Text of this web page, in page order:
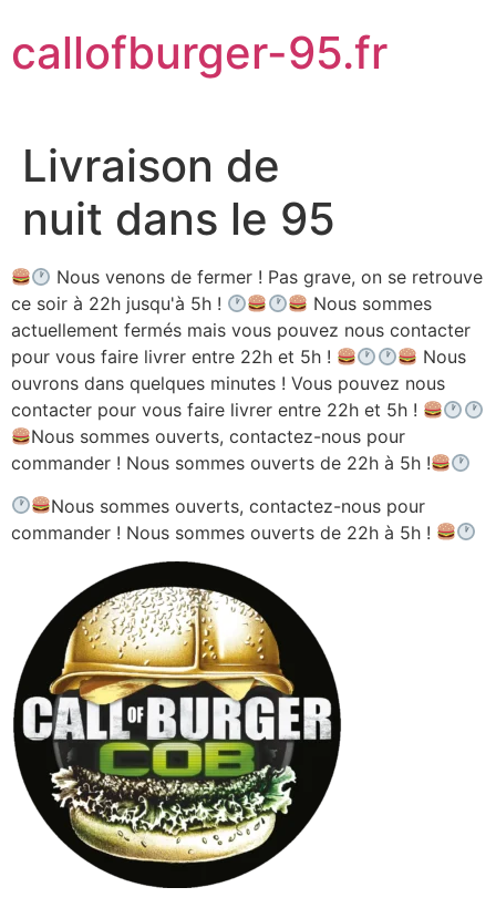
contenu
callofburger-95.fr
Livraison de
nuit dans le 95
Nous venons de fermer ! Pas grave, on se retrouve
ce soir à 22h jusqu'à 5h !
Nous sommes
actuellement fermés mais vous pouvez nous contacter
pour vous faire livrer entre 22h et 5h !
Nous
ouvrons dans quelques minutes ! Vous pouvez nous
contacter pour vous faire livrer entre 22h et 5h !
Nous sommes ouverts, contactez-nous pour
commander ! Nous sommes ouverts de 22h à 5h !
Nous sommes ouverts, contactez-nous pour
commander ! Nous sommes ouverts de 22h à 5h !